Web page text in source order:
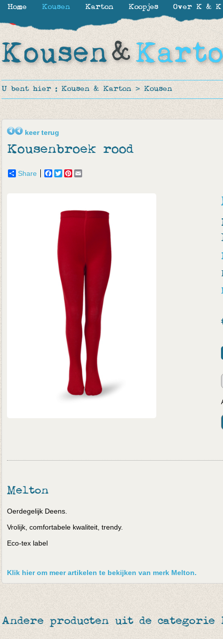
U bent hier : Kousen & Karton > Kousen
keer terug
Kousenbroek rood
Share Facebook
TwitterPinterest
Melton
Oerdegelijk Deens.
Vrolijk, comfortabele kwaliteit, trendy.
Eco-tex label
Klik hier om meer artikelen te bekijken van merk Melton.
Andere producten uit de categorie
Home Kousen Karton Koopjes Over K & K